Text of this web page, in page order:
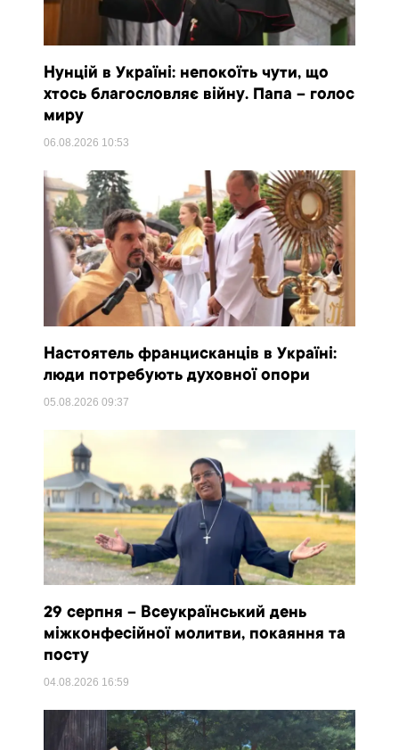
Нунцій в Україні: непокоїть чути, що
хтось благословляє війну. Папа – голос
миру
06.08.2026 10:53
Настоятель францисканців в Україні:
люди потребують духовної опори
05.08.202609:37
29 серпня – Всеукраїнський день
міжконфесійної молитви, покаяння та
посту
04.08.2026 16:59